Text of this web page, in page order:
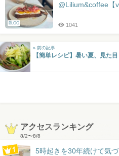
BLOG
@Lilium&coffee【
1041
« 前の記事
【簡単レシピ】暑い夏、見た
アクセスランキング
8/2〜8/8
5時起きを30年続けて気